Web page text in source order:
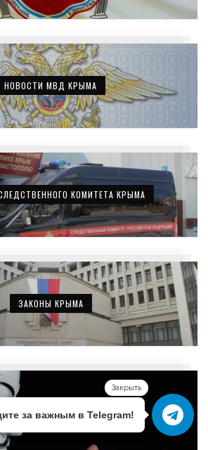
НОВОСТИ МВД КРЫМА
КОМИТЕТА КРЫМА
ЗАКОНЫ КРЫМА
ПЕРСОНЫ
Закрыть
за важным в Telegram!